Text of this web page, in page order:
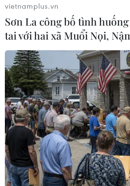
Cảnh sát Bangladesh
súng giải tán biểu tình
vietnamplus.vn
Sơn La công bố tình
tai với hai xã Muổi Nọi,